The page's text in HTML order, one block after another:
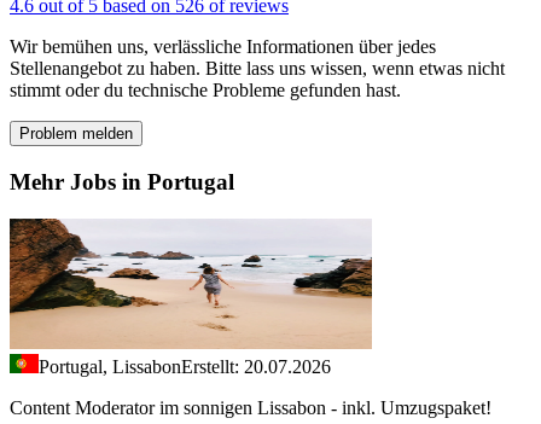
4.6 out of 5 based on 526 of reviews
Wir bemühen uns, verlässliche Informationen über jedes
Stellenangebot zu haben. Bitte lass uns wissen, wenn etwas nicht
stimmt oder du technische Probleme gefunden hast.
Problem melden
Mehr Jobs in Portugal
Portugal, LissabonErstellt: 20.07.2026
Content Moderator im sonnigen Lissabon - inkl. Umzugspaket!